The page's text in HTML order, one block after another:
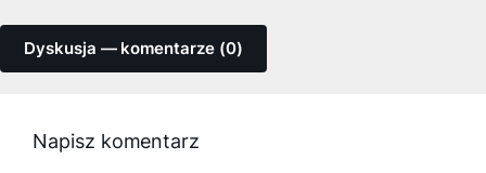
Dyskusja — komentarze (0)
Napisz komentarz